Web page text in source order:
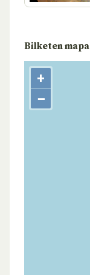
Bilketen mapa
+
−